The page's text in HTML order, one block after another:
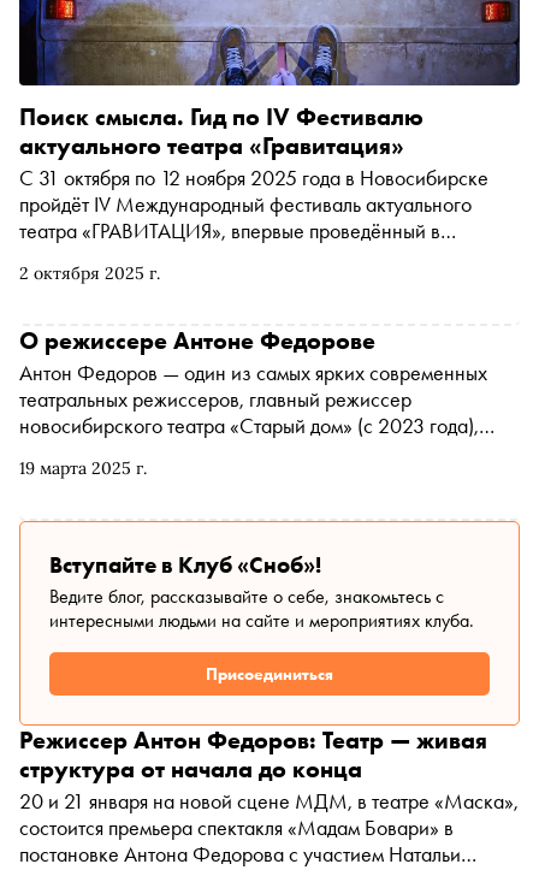
2 октября 2025 г.
Поиск смысла. Гид по IV Фестивалю
актуального театра «Гравитация»
С 31 октября по 12 ноября 2025 года в Новосибирске
пройдёт IV Международный фестиваль актуального
театра «ГРАВИТАЦИЯ», впервые проведённый в
«Старый дом» в 2019 году. В этом году организаторы
гравитационных волн», чтобы создать тёплое
пространство современного творчества, где спектакли,
люди и события сложатся в единую философскую
картину «любви и диалога». В репертуарную афишу
вошли девять спектаклей, которые стали ярким явлением
в российском театральном пространстве, — их все
любовь к человеку. Драматические спектакли о месте
фестивальном путеводителе «Сноба»
19 марта 2025 г.
О режиссере Антоне Федорове
Антон Федоров — один из самых ярких современных
театральных режиссеров, главный режиссер
новосибирского театра «Старый дом» (с 2023 года),
коллектива «Место», лауреат премии «Золотая Маска»
в номинации «Лучший спектакль в драме, малая
форма» и еще одной «Маски» за спектакль «Морфий»
(Псковский театр драмы) в номинации «Лучшая работа
художника по костюмам». Режиссерский почерк Антона
Федорова уникален. Безусловно, он в каком-то смысле
творец нового языка и новой театральной реальности. В
конце февраля он впервые представил новый спектакль
«Дон Кихот» на сцене Театра наций, пригласив на
главную роль Тимофея Трибунцева. «Сноб» решил
разобраться в причинах его успеха и сформулировать
основные особенности его режиссуры
Вступайте в Клуб «Сноб»!
Ведите блог, рассказывайте о себе, знакомьтесь с
интересными людьми на сайте и мероприятиях клуба.
Присоединиться
Режиссер Антон Федоров: Театр — живая
структура от начала до конца
20 и 21 января на новой сцене МДМ, в театре «Маска»,
состоится премьера спектакля «Мадам Бовари» в
постановке Антона Федорова с участием Натальи